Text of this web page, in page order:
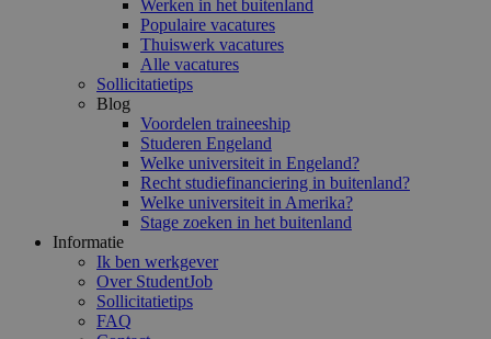
Werken in het buitenland
Populaire vacatures
Thuiswerk vacatures
Alle vacatures
Sollicitatietips
Blog
Voordelen traineeship
Studeren Engeland
Welke universiteit in Engeland?
Recht studiefinanciering in buitenland?
Welke universiteit in Amerika?
Stage zoeken in het buitenland
Informatie
Ik ben werkgever
Over StudentJob
Sollicitatietips
FAQ